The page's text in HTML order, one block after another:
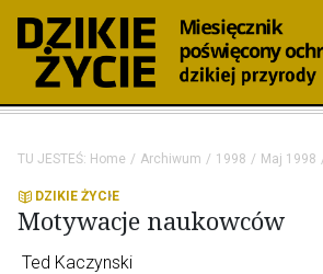
TU JESTEŚ: Home Archiwum 1998 Maj 1998
DZIKIE ŻYCIE
Motywacje naukowców
Ted Kaczynski